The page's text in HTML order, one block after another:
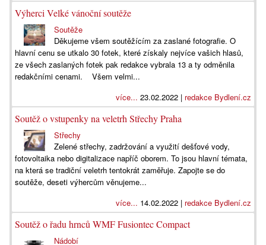
Výherci Velké vánoční soutěže
Soutěže
Děkujeme všem soutěžícím za zaslané fotografie. O
hlavní cenu se utkalo 30 fotek, které získaly nejvíce vašich hlasů,
ze všech zaslaných fotek pak redakce vybrala 13 a ty odměnila
redakčními cenami. Všem velmi...
více... 23.02.2022 | redakce Bydlení.cz
Soutěž o vstupenky na veletrh Střechy Praha
Střechy
Zelené střechy, zadržování a využití dešťové vody,
fotovoltaika nebo digitalizace napříč oborem. To jsou hlavní témata,
na která se tradiční veletrh tentokrát zaměřuje. Zapojte se do
soutěže, deseti výhercům věnujeme...
více... 14.02.2022 | redakce Bydlení.cz
Soutěž o řadu hrnců WMF Fusiontec Compact
Nádobí